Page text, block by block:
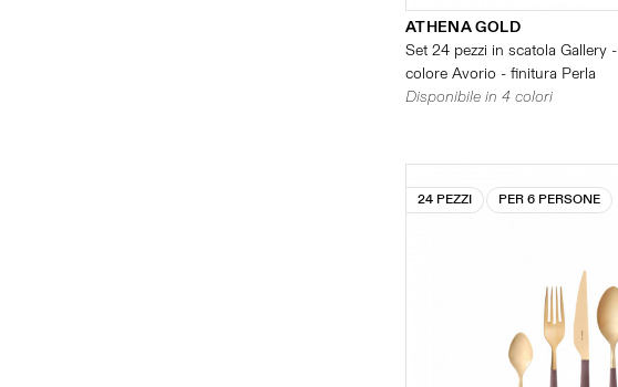
ATHENA GOLD
Set 24 pezzi in scatola Gallery -
colore Avorio - finitura Perla
Disponibile in 4 colori
24 PEZZI PER 6 PERSONE